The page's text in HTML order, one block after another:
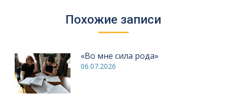
Похожие записи
«Во мне сила рода»
06.07.2026